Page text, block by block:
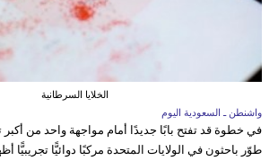
الخلايا السرطانية
واشنطن ـ السعودية اليوم
في خطوة قد تفتح بابًا جديدًا أمام مواجهة واحد من
طوّر باحثون في الولايات المتحدة مركبًا دوائيًّا تجريبيًّا